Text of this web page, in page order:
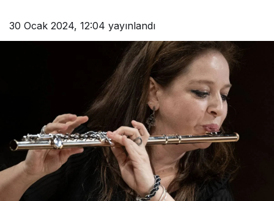
30 Ocak 2024, 12:04 yayınlandı